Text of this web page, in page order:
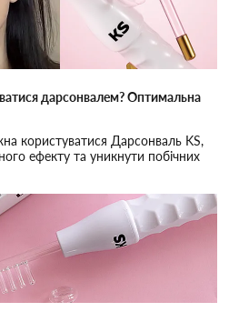
дарсонвалем? Оптимальна
користуватися Дарсонваль KS,
ефекту та уникнути побічних